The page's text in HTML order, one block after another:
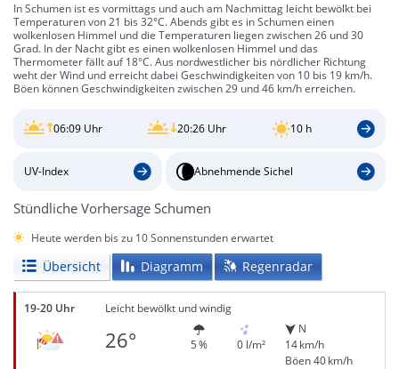
In Schumen ist es vormittags und auch am Nachmittag leicht bewölkt bei
Temperaturen von 21 bis 32°C. Abends gibt es in Schumen einen
wolkenlosen Himmel und die Temperaturen liegen zwischen 26 und 30
Grad. In der Nacht gibt es einen wolkenlosen Himmel und das
Thermometer fällt auf 18°C. Aus nordwestlicher bis nördlicher Richtung
weht der Wind und erreicht dabei Geschwindigkeiten von 10 bis 19 km/h.
Böen können Geschwindigkeiten zwischen 29 und 46 km/h erreichen.
06:09 Uhr 20:26 Uhr 10 h
UV-Index Abnehmende Sichel
Stündliche Vorhersage Schumen
Heute werden bis zu 10 Sonnenstunden erwartet
Übersicht Diagramm Regenradar
19-20 Uhr Leicht bewölkt und windig
26° 5 % 0 l/m²
N
14 km/h
Böen 40 km/h